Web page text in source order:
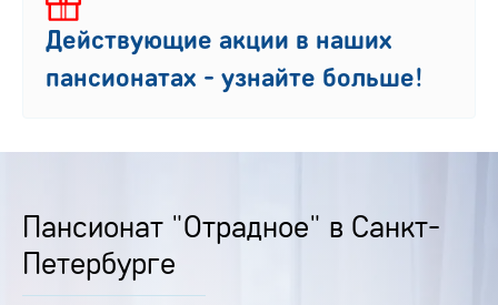
Действующие акции в наших
пансионатах - узнайте больше!
Пансионат "Отрадное" в Санкт-
Петербурге